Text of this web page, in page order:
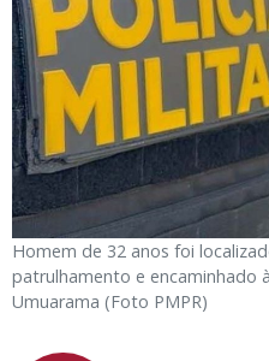
Homem de 32 anos foi
patrulhamento e encaminhado
Umuarama (Foto PMPR)